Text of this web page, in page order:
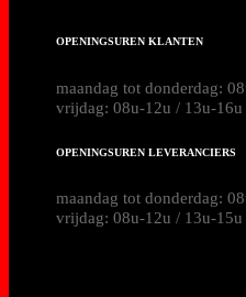
OPENINGSUREN KLANTEN
maandag tot donderdag:
vrijdag: 08u-12u / 13u-16u
OPENINGSUREN LEVERANCIERS
maandag tot donderdag:
vrijdag: 08u-12u / 13u-15u